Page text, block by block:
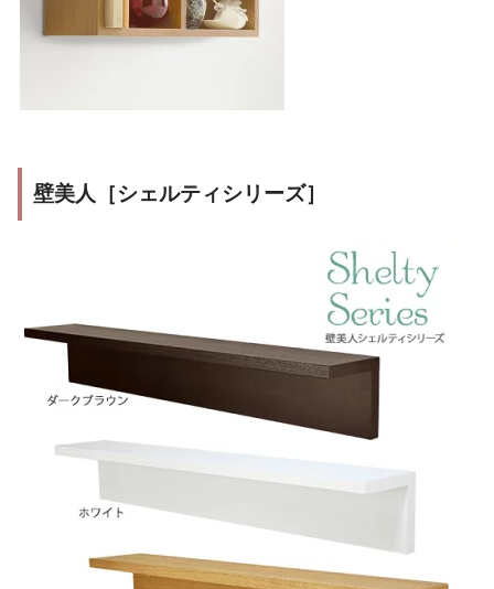
壁美人［シェルティシリーズ］